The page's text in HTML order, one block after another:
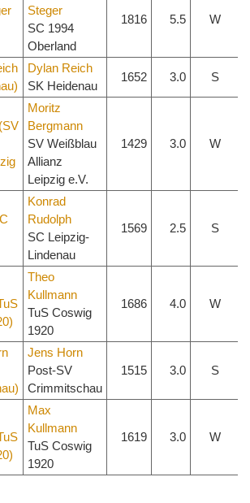
Steger
SC 1994
Oberland
1816 5.5 W
Dylan Reich
SK Heidenau
1652 3.0 S
Moritz
Bergmann
SV Weißblau
Allianz
Leipzig e.V.
1429 3.0 W
Konrad
Rudolph
SC Leipzig-
Lindenau
1569 2.5 S
Theo
Kullmann
TuS Coswig
1920
1686 4.0 W
Jens Horn
Post-SV
Crimmitschau
1515 3.0 S
Max
Kullmann
TuS Coswig
1920
1619 3.0 W